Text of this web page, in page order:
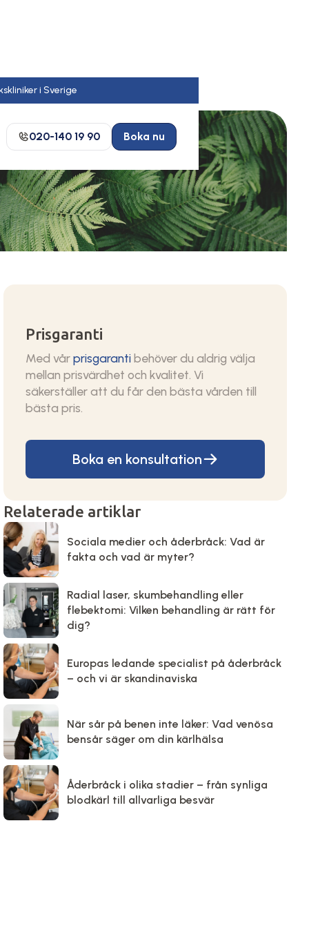
020-140 19 90 Boka nu
Prisgaranti
Med vårprisgarantibehöver du aldrig välja
mellan prisvärdhet och kvalitet. Vi
säkerställer att du får den bästa vården till
bästa pris.
Boka en konsultation
Relaterade artiklar
Sociala medier och åderbråck: Vad är
fakta och vad är myter?
Radial laser, skumbehandling eller
flebektomi: Vilken behandling är rätt för
dig?
Europas ledande specialist på åderbråck
– och vi är skandinaviska
När sår på benen inte läker: Vad venösa
bensår säger om din kärlhälsa
Åderbråck i olika stadier – från synliga
blodkärl till allvarliga besvär